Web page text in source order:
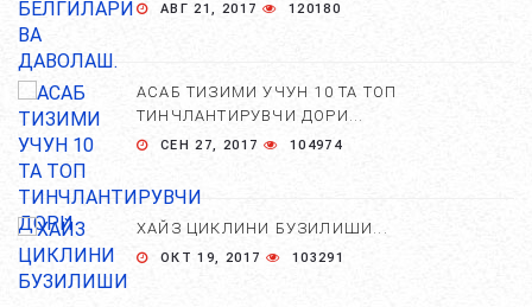
АВГ 21, 2017 120180
АСАБ ТИЗИМИ УЧУН 10 ТА ТОП
ТИНЧЛАНТИРУВЧИ ДОРИ...
СЕН 27, 2017 104974
ХАЙЗ ЦИКЛИНИ БУЗИЛИШИ...
ОКТ 19, 2017 103291